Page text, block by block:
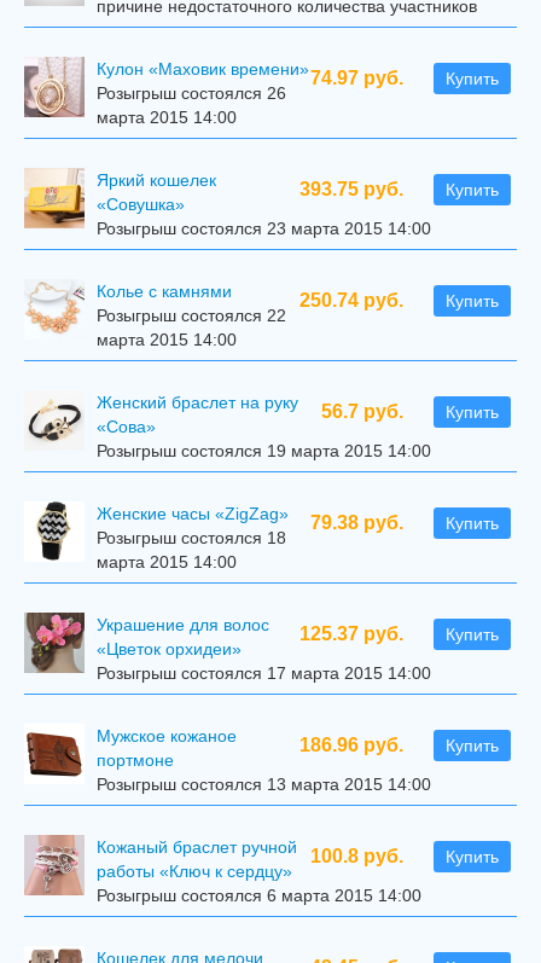
причине недостаточного количества участников
74.97 руб. Купить
Кулон «Маховик времени»
Розыгрыш состоялся 26
марта 2015 14:00
393.75 руб. Купить
Яркий кошелек
«Совушка»
Розыгрыш состоялся 23 марта 2015 14:00
250.74 руб. Купить
Колье с камнями
Розыгрыш состоялся 22
марта 2015 14:00
56.7 руб. Купить
Женский браслет на руку
«Сова»
Розыгрыш состоялся 19 марта 2015 14:00
79.38 руб. Купить
Женские часы «ZigZag»
Розыгрыш состоялся 18
марта 2015 14:00
125.37 руб. Купить
Украшение для волос
«Цветок орхидеи»
Розыгрыш состоялся 17 марта 2015 14:00
186.96 руб. Купить
Мужское кожаное
портмоне
Розыгрыш состоялся 13 марта 2015 14:00
100.8 руб. Купить
Кожаный браслет ручной
работы «Ключ к сердцу»
Розыгрыш состоялся 6 марта 2015 14:00
Кошелек для мелочи